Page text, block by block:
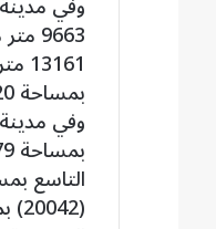
بمساحة 720 مترا بمنطقة عتاقة الصناعية – منطقة الخدمات.